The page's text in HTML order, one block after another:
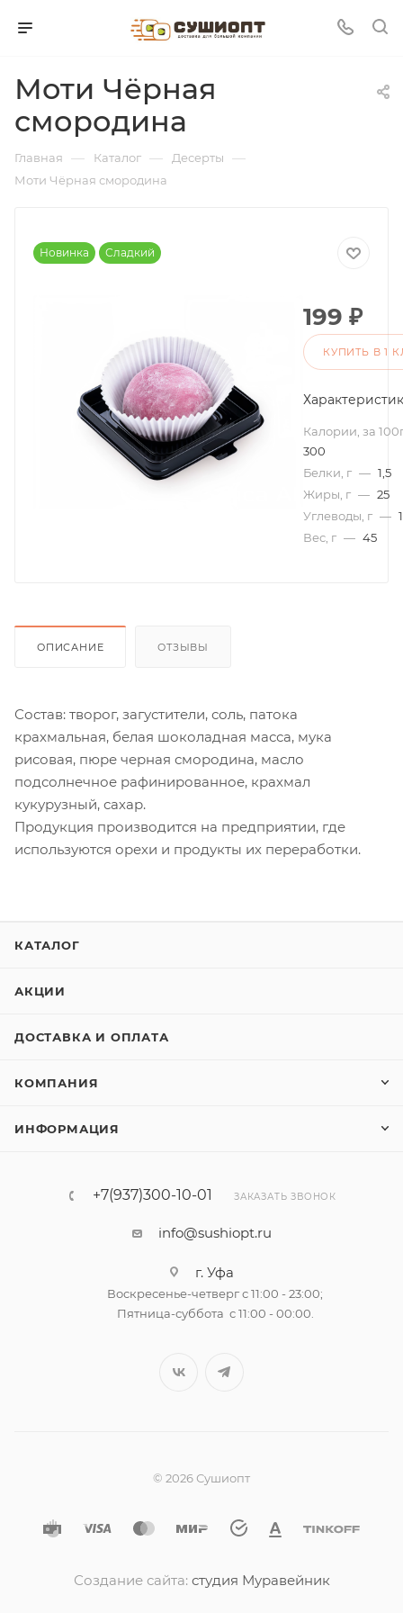
Моти Чёрная
смородина
Главная — Каталог — Десерты —
Моти Чёрная смородина
Новинка Сладкий
199 ₽
КУПИТЬ В 1
Калории, за
300
Белки, г — 1,5
Жиры, г — 25
Углеводы, г —
Вес, г — 45
ОПИСАНИЕ ОТЗЫВЫ
Состав: творог, загустители, соль, патока
крахмальная, белая шоколадная масса, мука
рисовая, пюре черная смородина, масло
подсолнечное рафинированное, крахмал
кукурузный, сахар.
Продукция производится на предприятии, где
используются орехи и продукты их переработки.
КАТАЛОГ
АКЦИИ
ДОСТАВКА И ОПЛАТА
КОМПАНИЯ
ИНФОРМАЦИЯ
+7(937)300-10-01 ЗАКАЗАТЬ ЗВОНОК
info@sushiopt.ru
г. Уфа
Воскресенье-четверг с 11:00 - 23:00;
Пятница-суббота с 11:00 - 00:00.
© 2026 Сушиопт
Создание сайта: студия Муравейник